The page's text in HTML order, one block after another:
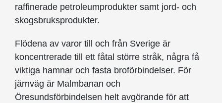
raffinerade petroleumprodukter samt jord- och
skogsbruksprodukter.
Flödena av varor till och från Sverige är
koncentrerade till ett fåtal större stråk, några få
viktiga hamnar och fasta broförbindelser. För
järnväg är Malmbanan och
Öresundsförbindelsen helt avgörande för att